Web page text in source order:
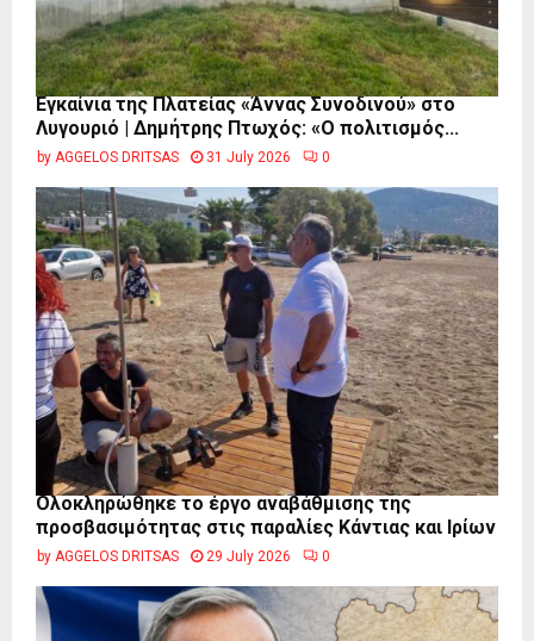
Εγκαίνια της Πλατείας «Άννας Συνοδινού» στο
Λυγουριό | Δημήτρης Πτωχός: «Ο πολιτισμός...
by AGGELOS DRITSAS 31 July 2026 0
Ολοκληρώθηκε το έργο αναβάθμισης της
προσβασιμότητας στις παραλίες Κάντιας και Ιρίων
by AGGELOS DRITSAS 29 July 2026 0